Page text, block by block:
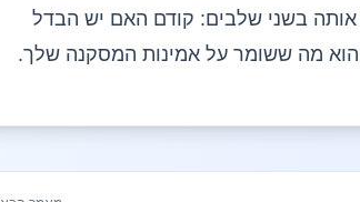
בשני שלבים: קודם האם יש הבדל
הוא מה ששומר על אמינות המסקנה שלך.